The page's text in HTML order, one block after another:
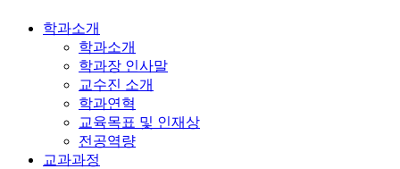
학과소개
학과소개
학과장 인사말
교수진 소개
학과연혁
교육목표 및 인재상
전공역량
교과과정